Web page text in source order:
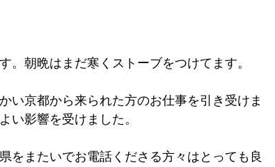
。朝晩はまだ寒くストーブをつけてます。
い京都から来られた方のお仕事を引き受けま
い影響を受けました。
をまたいでお電話くださる方々はとっても良